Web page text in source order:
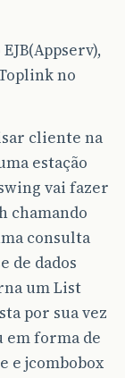
no
cliente na
estação
vai fazer
chamando
consulta
de dados
um List
por sua vez
em forma de
e jcombobox